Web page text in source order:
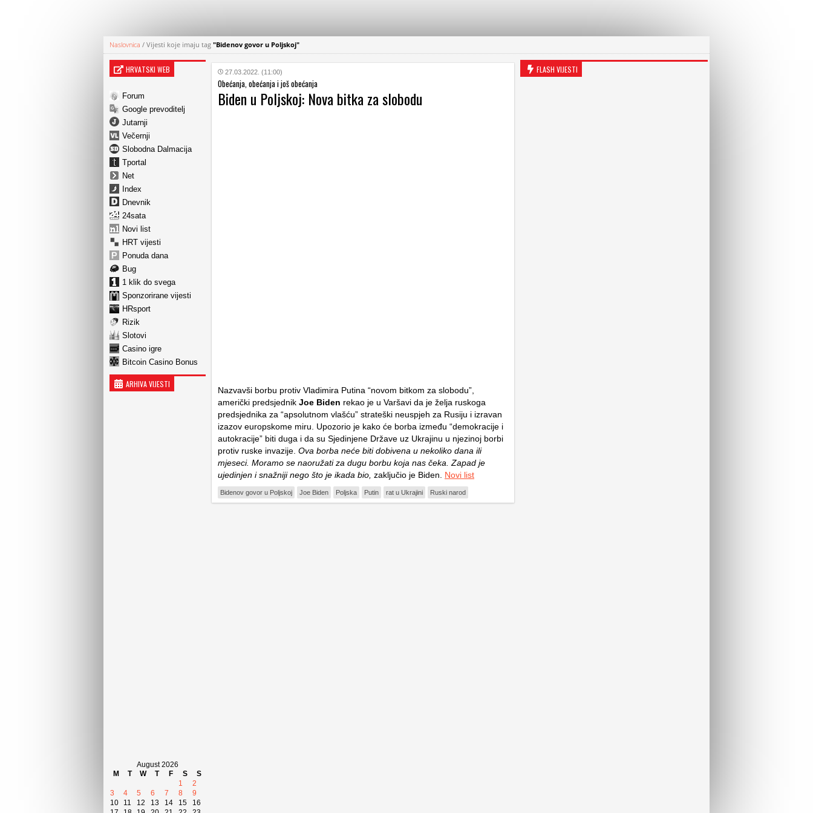
Naslovnica / Vijesti koje imaju tag "Bidenov govor u Poljskoj"
HRVATSKI WEB
Forum
Google prevoditelj
Jutarnji
Večernji
Slobodna Dalmacija
Tportal
Net
Index
Dnevnik
24sata
Novi list
HRT vijesti
Ponuda dana
Bug
1 klik do svega
Sponzorirane vijesti
HRsport
Rizik
Slotovi
Casino igre
Bitcoin Casino Bonus
ARHIVA VIJESTI
August 2026
M
T W T F S
S
1
2
3
4 5 6 7 8
9
10
11 12 13 14 15
16
27.03.2022. (11:00)
Obećanja, obećanja i još obećanja
Biden u Poljskoj: Nova bitka za slobodu
Nazvavši borbu protiv Vladimira Putina “novom bitkom za slobodu”,
američki predsjednik Joe Biden rekao je u Varšavi da je želja ruskoga
predsjednika za “apsolutnom vlašću” strateški neuspjeh za Rusiju i izravan
izazov europskome miru. Upozorio je kako će borba između “demokracije i
autokracije” biti duga i da su Sjedinjene Države uz Ukrajinu u njezinoj borbi
protiv ruske invazije. Ova borba neće biti dobivena u nekoliko dana ili
mjeseci. Moramo se naoružati za dugu borbu koja nas čeka. Zapad je
ujedinjen i snažniji nego što je ikada bio, zaključio je Biden. Novi list
Bidenov govor u Poljskoj Joe Biden Poljska Putin rat u Ukrajini Ruski narod
FLASH VIJESTI